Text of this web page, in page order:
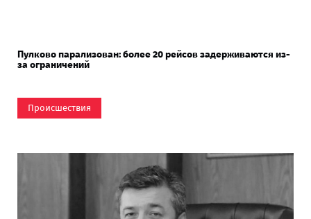
Пулково парализован: более 20 рейсов задерживаются из-
за ограничений
Происшествия